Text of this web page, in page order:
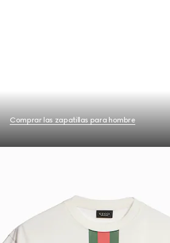
Comprar las zapatillas para hombre